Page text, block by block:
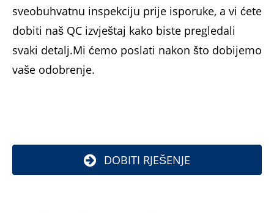
sveobuhvatnu inspekciju prije isporuke, a vi ćete
dobiti naš QC izvještaj kako biste pregledali
svaki detalj.Mi ćemo poslati nakon što dobijemo
vaše odobrenje.
DOBITI RJEŠENJE